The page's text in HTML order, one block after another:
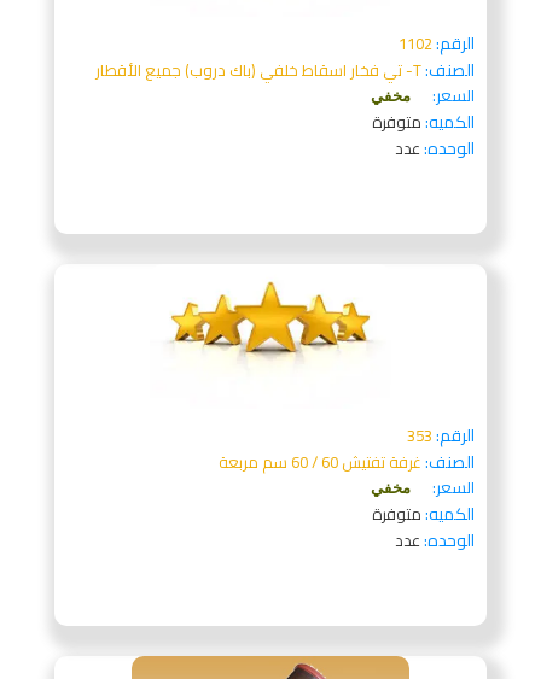
الرقم:1102
الصنف:T- تي فخار اسقاط خلفي (باك دروب) جميع الأقطار
السعر:
مخفي
الكميه:متوفرة
الوحده:عدد
الرقم:353
الصنف:غرفة تفتيش 60 / 60 سم مربعة
السعر:
مخفي
الكميه:متوفرة
الوحده:عدد